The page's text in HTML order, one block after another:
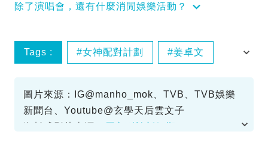
除了演唱會，還有什麼消閒娛樂活動？
Tags : 女神配對計劃 姜卓文
圖片來源：IG@manho_mok、TVB、TVB娛樂
新聞台、Youtube@玄學天后雲文子